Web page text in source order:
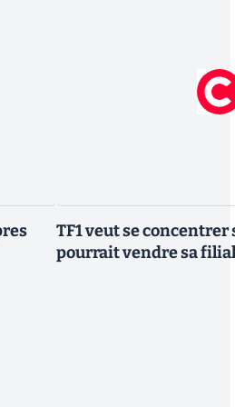
TF1 veut se
pourrait vendre sa